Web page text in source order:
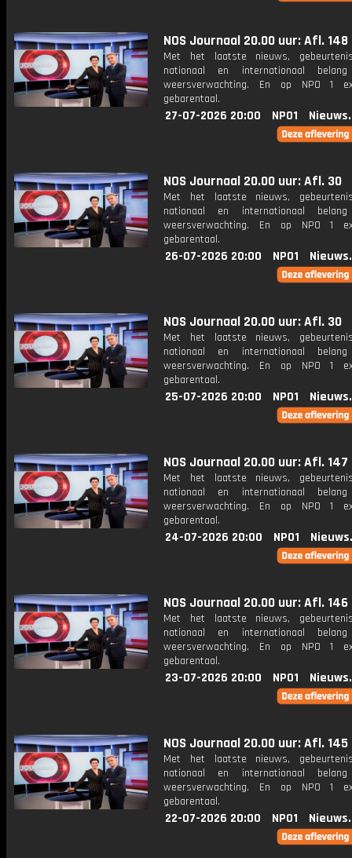
NOS Journaal 20.00 uur: Afl. 148
Met het laatste nieuws,
nationaal en internationaal
weersverwachting. En op NPO 1
gebarentaal.
27-07-2026 20:00 NPO1
NOS Journaal 20.00 uur: Afl. 30
Met het laatste nieuws,
nationaal en internationaal
weersverwachting. En op NPO 1
gebarentaal.
26-07-2026 20:00 NPO1
NOS Journaal 20.00 uur: Afl. 30
Met het laatste nieuws,
nationaal en internationaal
weersverwachting. En op NPO 1
gebarentaal.
25-07-2026 20:00 NPO1
NOS Journaal 20.00 uur: Afl. 147
Met het laatste nieuws,
nationaal en internationaal
weersverwachting. En op NPO 1
gebarentaal.
24-07-2026 20:00 NPO1
NOS Journaal 20.00 uur: Afl. 146
Met het laatste nieuws,
nationaal en internationaal
weersverwachting. En op NPO 1
gebarentaal.
23-07-2026 20:00 NPO1
NOS Journaal 20.00 uur: Afl. 145
Met het laatste nieuws,
nationaal en internationaal
weersverwachting. En op NPO 1
gebarentaal.
22-07-2026 20:00 NPO1